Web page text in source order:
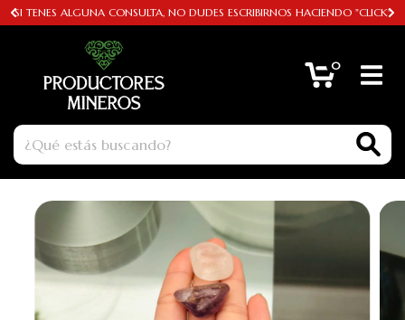
SI TENES ALGUNA CONSULTA, NO DUDES ESCRIBIRNOS HACIENDO "CLICK"
0